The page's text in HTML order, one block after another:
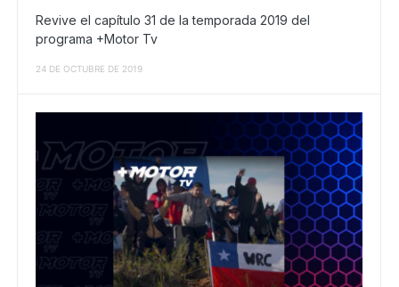
Revive el capítulo 31 de la temporada 2019 del
programa +Motor Tv
24 DE OCTUBRE DE 2019